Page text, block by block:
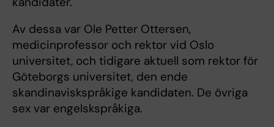
Av dessa var Ole Petter Ottersen,
medicinprofessor och rektor vid Oslo
universitet, och tidigare aktuell som rektor för
Göteborgs universitet, den ende
skandinaviskspråkige kandidaten. De övriga
sex var engelskspråkiga.